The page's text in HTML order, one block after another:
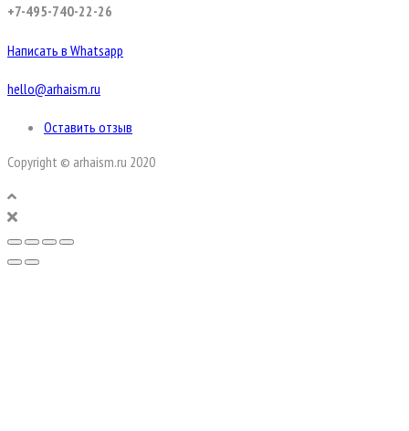
+7-495-740-22-26
Написать в Whatsapp
hello@arhaism.ru
Оставить отзыв
Copyright © arhaism.ru 2020